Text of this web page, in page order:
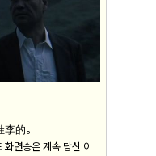
的。
련승은 계속 당신 이